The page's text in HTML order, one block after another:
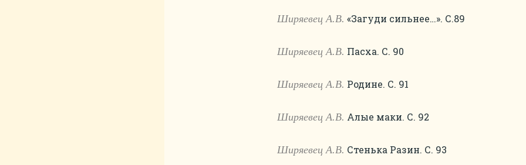
Ширяевец А.В. «Загуди сильнее…». С.89
Ширяевец А.В. Пасха. С. 90
Ширяевец А.В. Родине. С. 91
Ширяевец А.В. Алые маки. С. 92
Ширяевец А.В. Стенька Разин. С. 93